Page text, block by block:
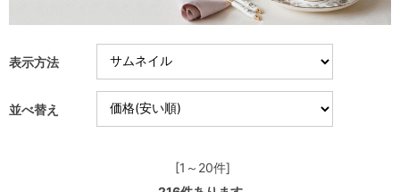
表示方法
並べ替え
[1～20件]